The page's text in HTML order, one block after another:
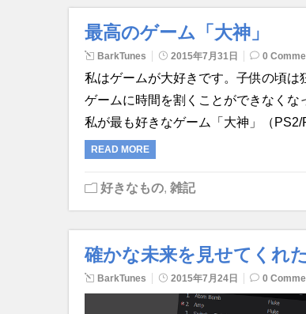
最高のゲーム「大神」
BarkTunes 2015年7月31日 0
私はゲームが大好きです。子供の頃
ゲームに時間を割くことができなくな
私が最も好きなゲーム「大神」（
READ MORE
好きなもの, 雑記
確かな未来を見せてくれ
BarkTunes 2015年7月24日 0